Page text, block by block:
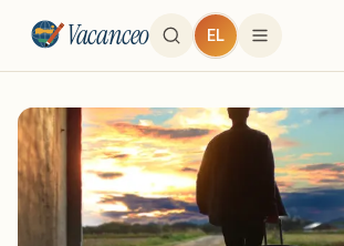
Vacanceo EL